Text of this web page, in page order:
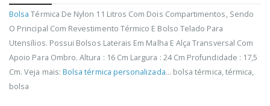
Bolsa Térmica De Nylon 11 Litros Com Dois Compartimentos, Sendo
O Principal Com Revestimento Térmico E Bolso Telado Para
Utensílios. Possui Bolsos Laterais Em Malha E Alça Transversal Com
Apoio Para Ombro. Altura : 16 Cm Largura : 24 Cm Profundidade : 17,5
Cm. Veja mais: Bolsa térmica personalizada... bolsa térmica, térmica,
bolsa